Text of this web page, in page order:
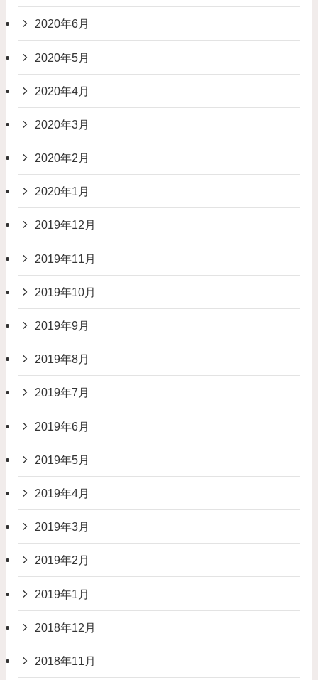
2020年6月
2020年5月
2020年4月
2020年3月
2020年2月
2020年1月
2019年12月
2019年11月
2019年10月
2019年9月
2019年8月
2019年7月
2019年6月
2019年5月
2019年4月
2019年3月
2019年2月
2019年1月
2018年12月
2018年11月